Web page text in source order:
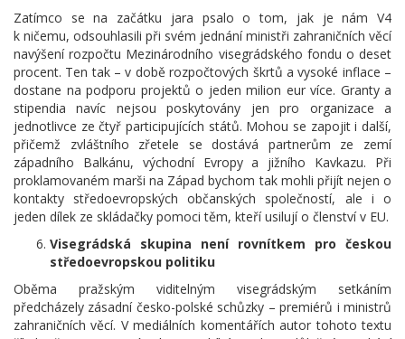
Zatímco se na začátku jara psalo o tom, jak je nám V4
k ničemu, odsouhlasili při svém jednání ministři zahraničních věcí
navýšení rozpočtu Mezinárodního visegrádského fondu o deset
procent. Ten tak – v době rozpočtových škrtů a vysoké inflace –
dostane na podporu projektů o jeden milion eur více. Granty a
stipendia navíc nejsou poskytovány jen pro organizace a
jednotlivce ze čtyř participujících států. Mohou se zapojit i další,
přičemž zvláštního zřetele se dostává partnerům ze zemí
západního Balkánu, východní Evropy a jižního Kavkazu. Při
proklamovaném marši na Západ bychom tak mohli přijít nejen o
kontakty středoevropských občanských společností, ale i o
jeden dílek ze skládačky pomoci těm, kteří usilují o členství v EU.
Visegrádská skupina není rovnítkem pro českou
středoevropskou politiku
Oběma pražským viditelným visegrádským setkáním
předcházely zásadní česko-polské schůzky – premiérů i ministrů
zahraničních věcí. V mediálních komentářích autor tohoto textu